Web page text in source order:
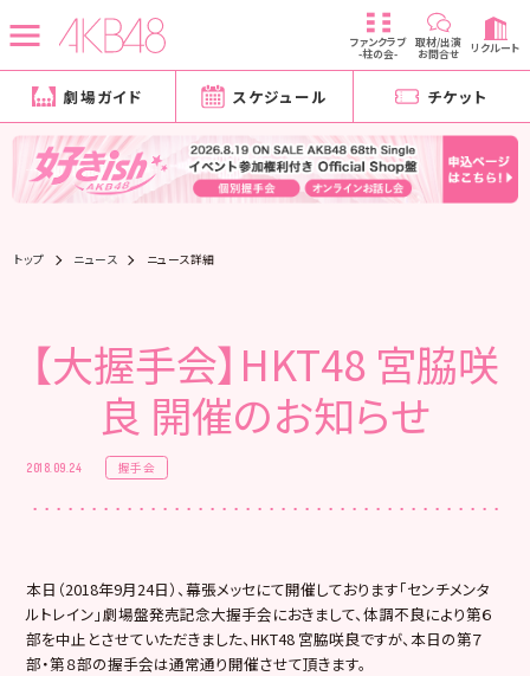
ファンクラブ
-柱の会-
取材/出演
お問合せ リクルート
劇場ガイド スケジュール チケット
トップ ニュース ニュース詳細
【大握手会】HKT48 宮脇咲
良 開催のお知らせ
2018.09.24 握手会
本日（2018年9月24日）、幕張メッセにて開催しております「センチメンタ
ルトレイン」劇場盤発売記念大握手会におきまして、体調不良により第６
部を中止とさせていただきました、HKT48 宮脇咲良ですが、本日の第７
部・第８部の握手会は通常通り開催させて頂きます。